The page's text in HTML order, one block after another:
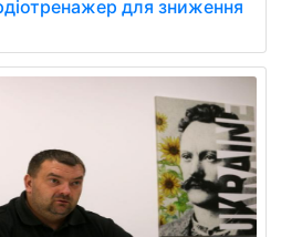
для зниження